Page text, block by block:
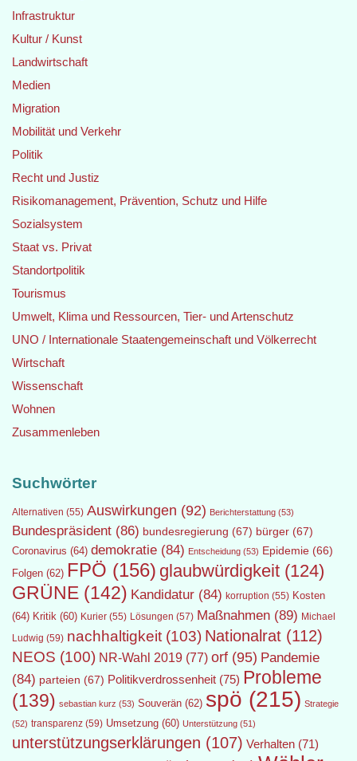
Infrastruktur
Kultur / Kunst
Landwirtschaft
Medien
Migration
Mobilität und Verkehr
Politik
Recht und Justiz
Risikomanagement, Prävention, Schutz und Hilfe
Sozialsystem
Staat vs. Privat
Standortpolitik
Tourismus
Umwelt, Klima und Ressourcen, Tier- und Artenschutz
UNO / Internationale Staatengemeinschaft und Völkerrecht
Wirtschaft
Wissenschaft
Wohnen
Zusammenleben
Suchwörter
Alternativen (55) Auswirkungen (92) Berichterstattung (53)
Bundespräsident (86) bundesregierung (67) bürger (67)
Coronavirus (64) demokratie (84) Entscheidung (53) Epidemie (66)
Folgen (62) FPÖ (156) glaubwürdigkeit (124)
GRÜNE (142) Kandidatur (84) korruption (55) Kosten
(64) Kritik (60) Kurier (55) Lösungen (57) Maßnahmen (89) Michael
Ludwig (59) nachhaltigkeit (103) Nationalrat (112)
NEOS (100) NR-Wahl 2019 (77) orf (95) Pandemie
(84) parteien (67) Politikverdrossenheit (75) Probleme
(139) sebastian kurz (53) Souverän (62) spö (215) Strategie
(52) transparenz (59) Umsetzung (60) Unterstützung (51)
unterstützungserklärungen (107) Verhalten (71)